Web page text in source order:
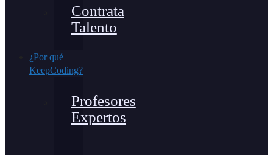
Contrata
Talento
¿Por qué
KeepCoding?
Profesores
Expertos